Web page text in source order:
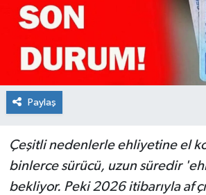
Paylaş
Çeşitli nedenlerle ehliyetine el
binlerce sürücü, uzun süredir
bekliyor. Peki 2026 itibarıyla af
Sağlık
Spor
Turizm